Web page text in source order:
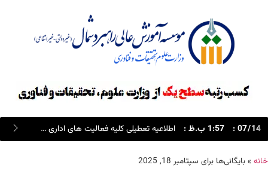
14
/
07
: 1:57 ب.ظ : اطلاعیه تعطیلی کلیه فعالیت های اداری و آموزشی در روز های چهارشنبه و پنجشنبه 24 و 25 تیر ماه 1405
خانه »بایگانی‌ها برای سپتامبر 18, 2025